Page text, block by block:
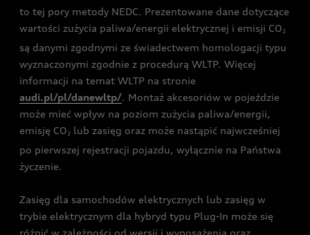
to tej pory metody NEDC. Prezentowane dane dotyczące
wartości zużycia paliwa/energii elektrycznej i emisji CO2
są danymi zgodnymi ze świadectwem homologacji typu
wyznaczonymi zgodnie z procedurą WLTP. Więcej
informacji na temat WLTP na stronie
audi.pl/pl/danewltp/. Montaż akcesoriów w pojeździe
może mieć wpływ na poziom zużycia paliwa/energii,
emisję CO2 lub zasięg oraz może nastąpić najwcześniej
po pierwszej rejestracji pojazdu, wyłącznie na Państwa
życzenie.
Zasięg dla samochodów elektrycznych lub zasięg w
trybie elektrycznym dla hybryd typu Plug-In może się